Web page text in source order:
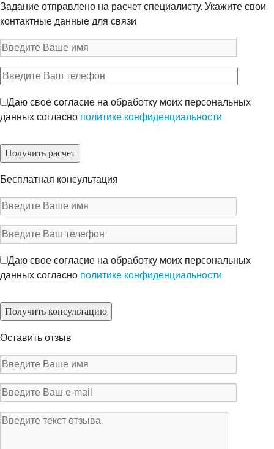
Задание отправлено на расчет специалисту. Укажите свои
контактные данные для связи
Даю свое согласие на обработку моих персональных
данных согласно политике конфиденциальности
Бесплатная консультация
Даю свое согласие на обработку моих персональных
данных согласно политике конфиденциальности
Оставить отзыв